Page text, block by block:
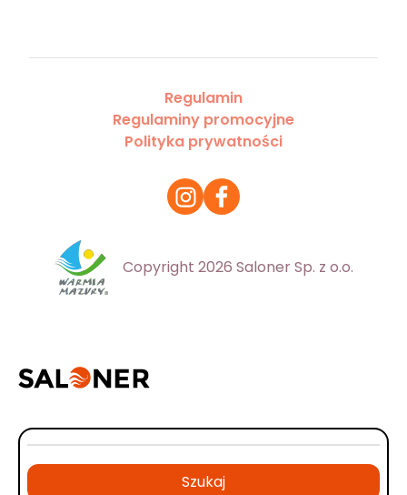
Regulamin
Regulaminy promocyjne
Polityka prywatności
Copyright 2026 Saloner Sp. z o.o.
Szukaj